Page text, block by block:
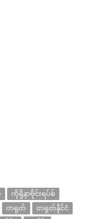
ကိုရိုနာဗိုင်းရပ်စ်
တရုတ်
တရုတ်နိုင်ငံ